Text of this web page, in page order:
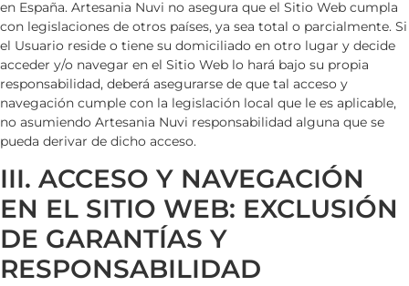
en España. Artesania Nuvi no asegura que el Sitio Web cumpla
con legislaciones de otros países, ya sea total o parcialmente. Si
el Usuario reside o tiene su domiciliado en otro lugar y decide
acceder y/o navegar en el Sitio Web lo hará bajo su propia
responsabilidad, deberá asegurarse de que tal acceso y
navegación cumple con la legislación local que le es aplicable,
no asumiendo Artesania Nuvi responsabilidad alguna que se
pueda derivar de dicho acceso.
III. ACCESO Y NAVEGACIÓN
EN EL SITIO WEB: EXCLUSIÓN
DE GARANTÍAS Y
RESPONSABILIDAD